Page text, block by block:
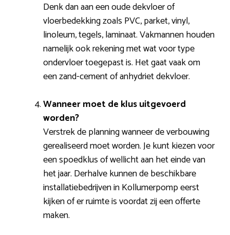
Denk dan aan een oude dekvloer of
vloerbedekking zoals PVC, parket, vinyl,
linoleum, tegels, laminaat. Vakmannen houden
namelijk ook rekening met wat voor type
ondervloer toegepast is. Het gaat vaak om
een zand-cement of anhydriet dekvloer.
Wanneer moet de klus uitgevoerd
worden?
Verstrek de planning wanneer de verbouwing
gerealiseerd moet worden. Je kunt kiezen voor
een spoedklus of wellicht aan het einde van
het jaar. Derhalve kunnen de beschikbare
installatiebedrijven in Kollumerpomp eerst
kijken of er ruimte is voordat zij een offerte
maken.